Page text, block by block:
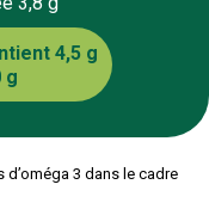
4,5 g
g
3 dans le cadre